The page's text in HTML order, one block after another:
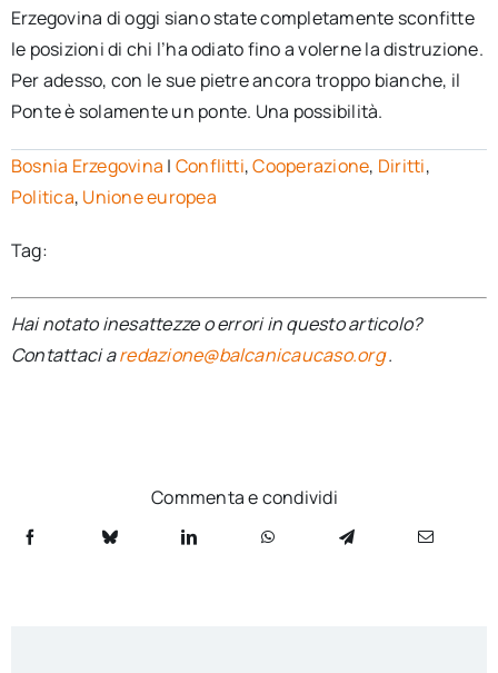
Erzegovina di oggi siano state completamente sconfitte
le posizioni di chi l’ha odiato fino a volerne la distruzione.
Per adesso, con le sue pietre ancora troppo bianche, il
Ponte è solamente un ponte. Una possibilità.
Bosnia Erzegovina | Conflitti,Cooperazione, Diritti,
Politica, Unione europea
Tag:
Hai notato inesattezze o errori in questo articolo?
Contattaci aredazione@balcanicaucaso.org.
Commenta e condividi